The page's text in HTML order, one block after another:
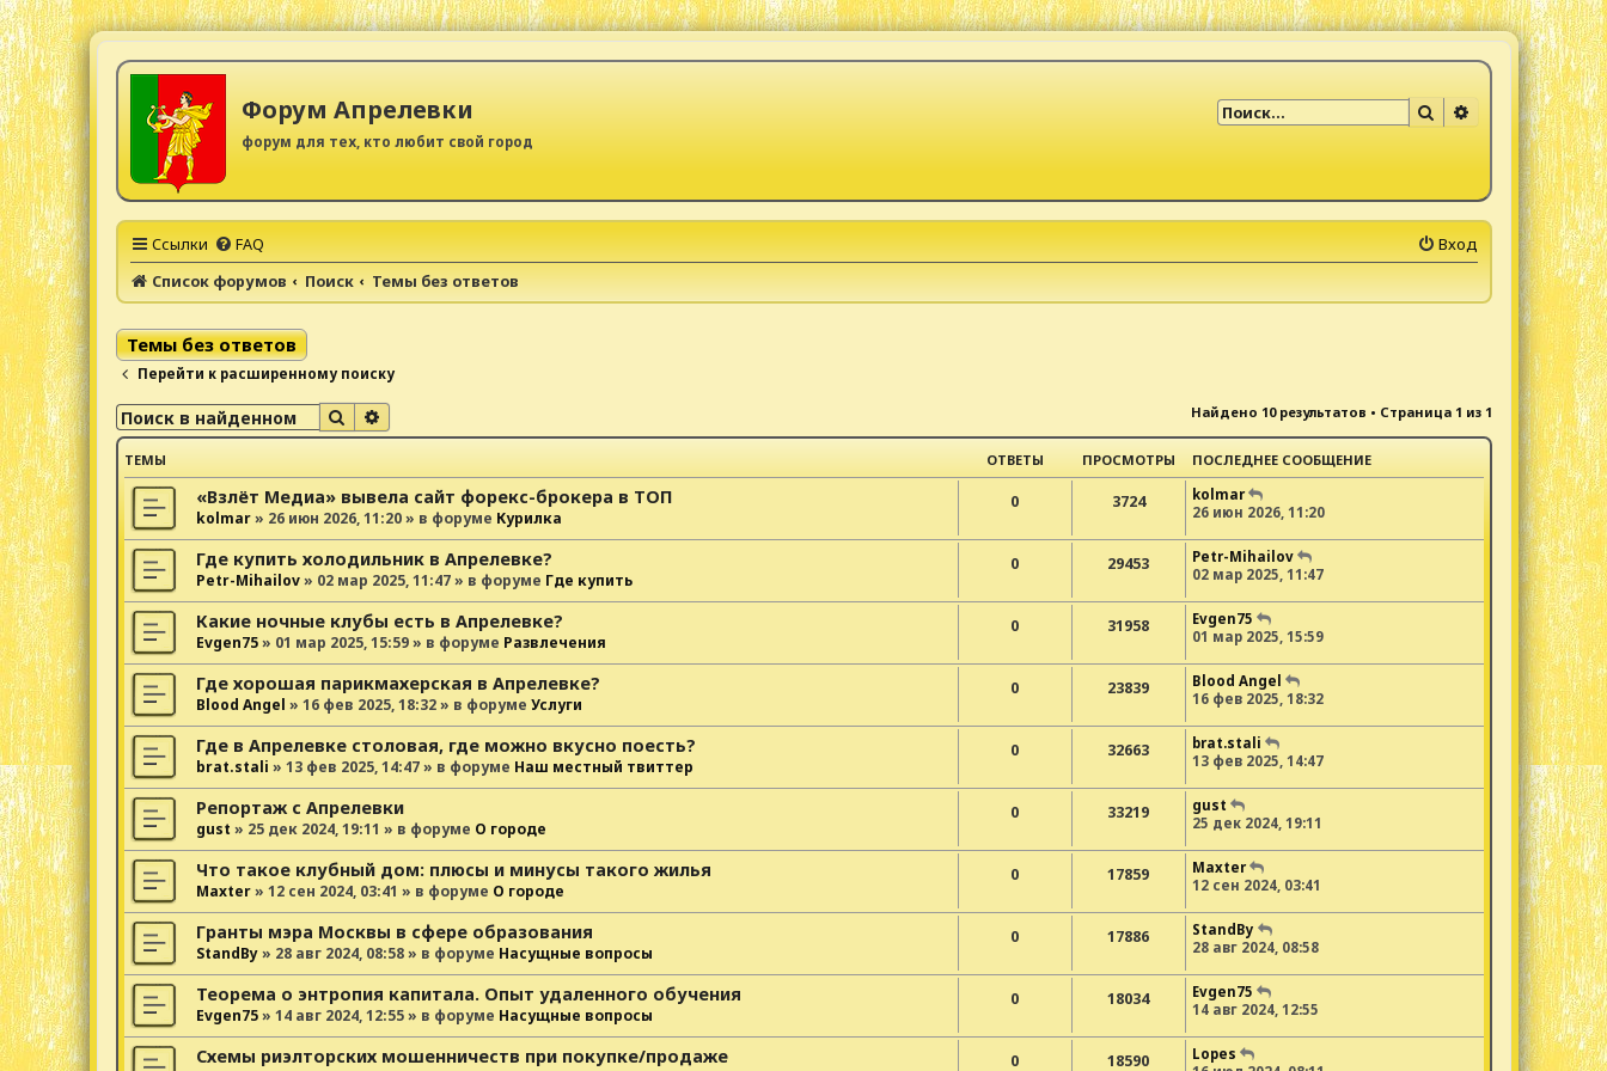
Форум Апрелевки
форум для тех, кто любит свой город
Поиск Расширенный
Ссылки FAQ
Вход
Список форумов
Поиск Темы без ответов
Темы без ответов
Перейти к расширенному поиску
Поиск Найдено 10 результатов • Страница 1 из 1
ТЕМЫ ОТВЕТЫ ПРОСМОТРЫ ПОСЛЕДНЕЕ СООБЩЕНИЕ
«Взлёт Медиа» вывела сайт форекс-брокера в ТОП
kolmar» 26 июн 2026, 11:20» в форуме Курилка
0 3724
kolmar
26 июн 2026, 11:20
Где купить холодильник в Апрелевке?
Petr-Mihailov» 02 мар 2025, 11:47» в форуме Где купить
0 29453
Petr-Mihailov
02 мар 2025, 11:47
Какие ночные клубы есть в Апрелевке?
Evgen75» 01 мар 2025, 15:59» в форуме Развлечения
0 31958
Evgen75
01 мар 2025, 15:59
Где хорошая парикмахерская в Апрелевке?
Blood Angel » 16 фев 2025, 18:32» в форуме Услуги
0 23839
Blood Angel
16 фев 2025, 18:32
Где в Апрелевке столовая, где можно вкусно поесть?
brat.stali » 13 фев 2025, 14:47» в форуме Наш местный твиттер
0 32663
brat.stali
13 фев 2025, 14:47
Репортаж с Апрелевки
gust » 25 дек 2024, 19:11 » в форуме О городе
0 33219
gust
25 дек 2024, 19:11
Что такое клубный дом: плюсы и минусы такого жилья
Maxter» 12 сен 2024, 03:41 » в форуме О городе
0 17859
Maxter
12 сен 2024, 03:41
Гранты мэра Москвы в сфере образования
StandBy» 28 авг 2024, 08:58» в форуме Насущные вопросы
0 17886
StandBy
28 авг 2024, 08:58
Теорема о энтропия капитала. Опыт удаленного обучения
Evgen75» 14 авг 2024, 12:55» в форуме Насущные вопросы
0 18034
Evgen75
14 авг 2024, 12:55
Схемы риэлторских мошенничеств при покупке/продаже 0 18590
Lopes